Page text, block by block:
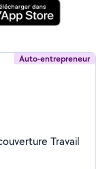
Auto-entrepreneur
Travail